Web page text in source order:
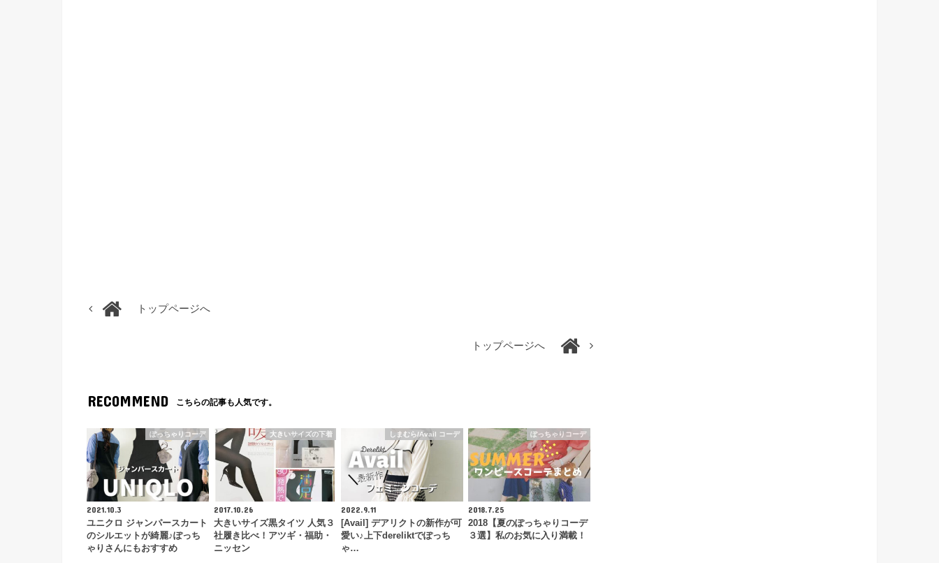
トップページへ
トップページへ
RECOMMEND こちらの記事も人気です。
ぽっちゃりコーデ
2021.10.3
ユニクロ ジャンパースカート
のシルエットが綺麗♪ぽっち
ゃりさんにもおすすめ
大きいサイズの下着
2017.10.26
大きいサイズ黒タイツ 人気３
社履き比べ！アツギ・福助・
ニッセン
しまむら/Avail コーデ
2022.9.11
[Avail] デアリクトの新作が可
愛い♪上下dereliktでぽっち
ゃ…
ぽっちゃりコーデ
2018.7.25
2018【夏のぽっちゃりコーデ
３選】私のお気に入り満載！